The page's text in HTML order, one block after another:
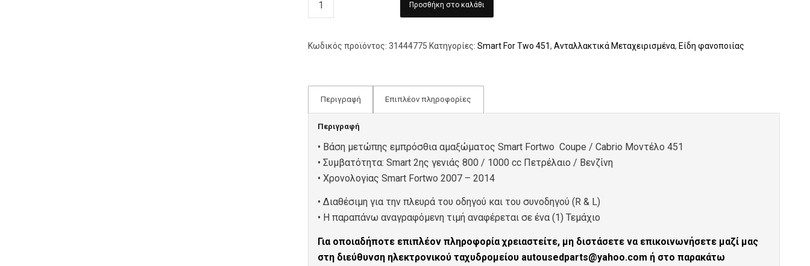
Προσθήκη στο καλάθι
Κωδικός προϊόντος: 31444775 Κατηγορίες: Smart For Two 451, Ανταλλακτικά Μεταχειρισμένα, Είδη φανοποιίας
Περιγραφή Επιπλέον πληροφορίες
Περιγραφή
• Βάση μετώπης εμπρόσθια αμαξώματος Smart Fortwo Coupe / Cabrio Μοντέλο 451
• Συμβατότητα: Smart 2ης γενιάς 800 / 1000 cc Πετρέλαιο / Βενζίνη
• Χρονολογiας Smart Fortwo 2007 – 2014
• Διαθέσιμη για την πλευρά του οδηγού και του συνοδηγού (R & L)
• Η παραπάνω αναγραφόμενη τιμή αναφέρεται σε ένα (1) Τεμάχιο
Για οποιαδήποτε επιπλέον πληροφορία χρειαστείτε, μη διστάσετε να επικοινωνήσετε μαζί μας
στη διεύθυνση ηλεκτρονικού ταχυδρομείου autousedparts@yahoo.com ή στο παρακάτω